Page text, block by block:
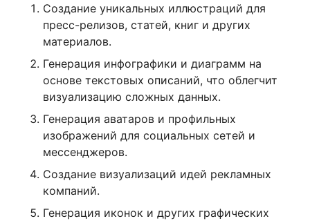
Создание уникальных иллюстраций для
пресс-релизов, статей, книг и других
материалов.
Генерация инфографики и диаграмм на
основе текстовых описаний, что облегчит
визуализацию сложных данных.
Генерация аватаров и профильных
изображений для социальных сетей и
мессенджеров.
Создание визуализаций идей рекламных
компаний.
Генерация иконок и других графических